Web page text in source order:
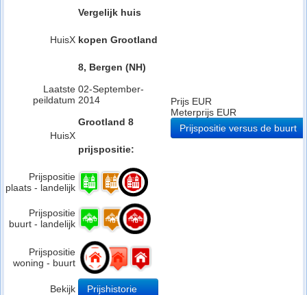
HuisX
Vergelijk huis
kopen Grootland
8, Bergen (NH)
Laatste
peildatum
02-September-
2014
HuisX
Grootland 8
prijspositie:
Prijspositie
plaats - landelijk
Prijspositie
buurt - landelijk
Prijspositie
woning - buurt
Bekijk Prijshistorie
Prijs EUR
Meterprijs EUR
Prijspositie versus de buurt